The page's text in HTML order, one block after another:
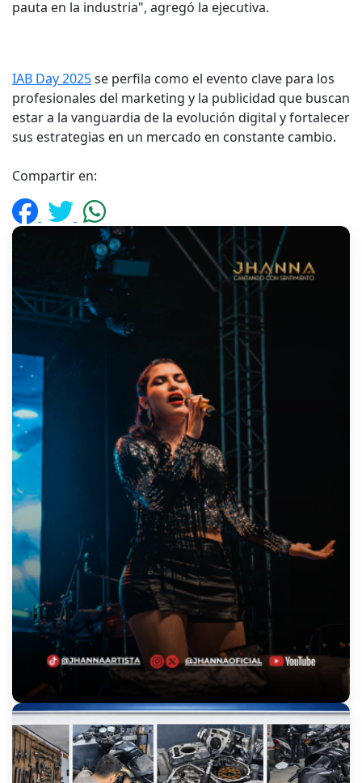
pauta en la industria", agregó la ejecutiva.
IAB Day 2025se perfila como el evento clave para los
profesionales del marketing y la publicidad que buscan
estar a la vanguardia de la evolución digital y fortalecer
sus estrategias en un mercado en constante cambio.
Compartir en: